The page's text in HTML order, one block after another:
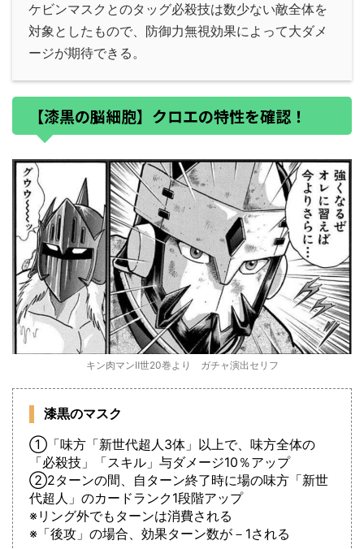
ケビンマスクとのタッグ必殺技は数少ない敵全体を
対象としたもので、防御力無視効果によって大ダメ
ージが期待できる。
【漆黒の脳細胞】クロエの特性を確認！
キン肉マンⅡ世20巻より ガチャ演出セリフ
漆黒のマスク
①「味方「新世代超人3体」以上で、味方全体の
「必殺技」「スキル」与ダメージ10％アップ
②2ターンの間、自ターン終了時に場の味方「新世
代超人」のカードランク1段階アップ
※リング外でもターンは消費される
※「後攻」の場合、効果ターン数が－1される